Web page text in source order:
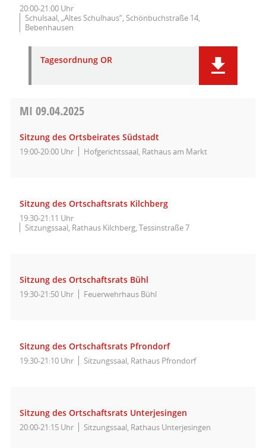
20:00-21:00 Uhr
Schulsaal, „Altes Schulhaus“, Schönbuchstraße 14,
Bebenhausen
Tagesordnung OR
MI 09.04.2025
Sitzung des Ortsbeirates Südstadt
19:00-20:00 Uhr Hofgerichtssaal, Rathaus am Markt
Sitzung des Ortschaftsrats Kilchberg
19:30-21:11 Uhr
Sitzungssaal, Rathaus Kilchberg, Tessinstraße 7
Sitzung des Ortschaftsrats Bühl
19:30-21:50 Uhr Feuerwehrhaus Bühl
Sitzung des Ortschaftsrats Pfrondorf
19:30-21:10 Uhr Sitzungssaal, Rathaus Pfrondorf
Sitzung des Ortschaftsrats Unterjesingen
20:00-21:15 Uhr Sitzungssaal, Rathaus Unterjesingen